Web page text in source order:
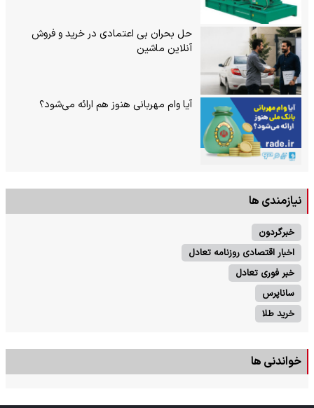
حل بحران بی‌ اعتمادی در خرید و فروش
آنلاین ماشین
آیا وام مهربانی هنوز هم ارائه می‌شود؟
نیازمندی ها
خبرگردون
اخبار اقتصادی روزنامه تعادل
خبر فوری تعادل
ساناپرس
خرید طلا
خواندنی ها